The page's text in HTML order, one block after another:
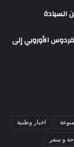
السيادة
الأوروبي إلى
اخبار وطنية
و سفر